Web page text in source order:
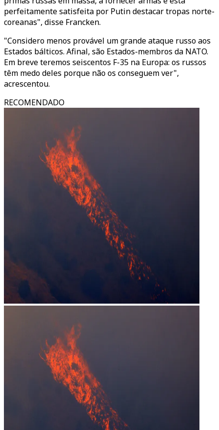
perfeitamente satisfeita por Putin destacar tropas norte-
coreanas", disse Francken.
"Considero menos provável um grande ataque russo aos
Estados bálticos. Afinal, são Estados-membros da NATO.
Em breve teremos seiscentos F-35 na Europa: os russos
têm medo deles porque não os conseguem ver",
acrescentou.
RECOMENDADO